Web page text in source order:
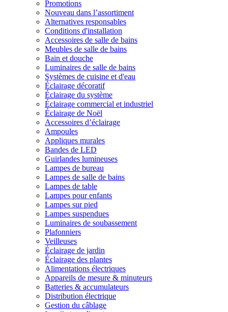
Promotions
Nouveau dans l’assortiment
Alternatives responsables
Conditions d'installation
Accessoires de salle de bains
Meubles de salle de bains
Bain et douche
Luminaires de salle de bains
Systèmes de cuisine et d'eau
Éclairage décoratif
Éclairage du système
Éclairage commercial et industriel
Éclairage de Noël
Accessoires d’éclairage
Ampoules
Appliques murales
Bandes de LED
Guirlandes lumineuses
Lampes de bureau
Lampes de salle de bains
Lampes de table
Lampes pour enfants
Lampes sur pied
Lampes suspendues
Luminaires de soubassement
Plafonniers
Veilleuses
Éclairage de jardin
Éclairage des plantes
Alimentations électriques
Appareils de mesure & minuteurs
Batteries & accumulateurs
Distribution électrique
Gestion du câblage